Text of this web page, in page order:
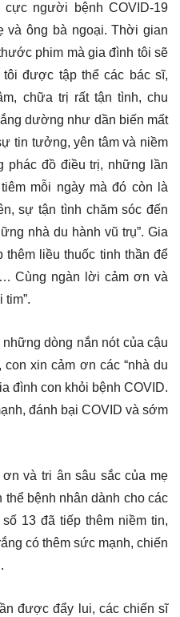
người bệnh COVID-19
và ông bà ngoại. Thời gian
phim mà gia đình tôi sẽ
tôi được tập thể các bác sĩ,
chữa trị rất tận tình, chu
dường như dần biến mất
tin tưởng, yên tâm và niềm
phác đồ điều trị, những lần
mỗi ngày mà đó còn là
sự tận tình chăm sóc đến
nhà du hành vũ trụ”. Gia
liều thuốc tinh thần để
Cùng ngàn lời cảm ơn và
dòng nắn nót của cậu
xin cảm ơn các “nhà du
đình con khỏi bệnh COVID.
đánh bại COVID và sớm
và tri ân sâu sắc của mẹ
bệnh nhân dành cho các
13 đã tiếp thêm niềm tin,
có thêm sức mạnh, chiến
được đẩy lui, các chiến sĩ